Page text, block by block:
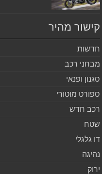
מהיר
רכב
ופנאי
מוטורי
חדש
גלגלי